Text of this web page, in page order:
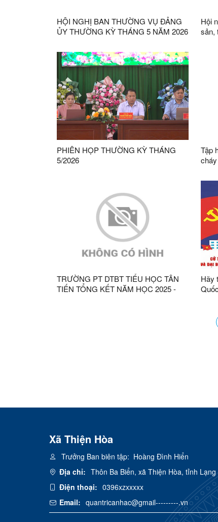
HỘI NGHỊ BAN THƯỜNG VỤ ĐẢNG
ỦY THƯỜNG KỲ THÁNG 5 NĂM 2026
Hội
sản,
PHIÊN HỌP THƯỜNG KỲ THÁNG
5/2026
Tập
trên
TRƯỜNG PT DTBT TIỂU HỌC TÂN
TIẾN TỔNG KẾT NĂM HỌC 2025 -
Hãy
Xã Thiện Hòa
Trưởng Ban biên tập: Hoàng Đình Hiển
Địa chỉ: Thôn Ba Biển, xã Thiện Hòa, tỉnh Lạng
Điện thoại: 0396xzxxxxx
Email: quantricanhac@gmail---------.vn